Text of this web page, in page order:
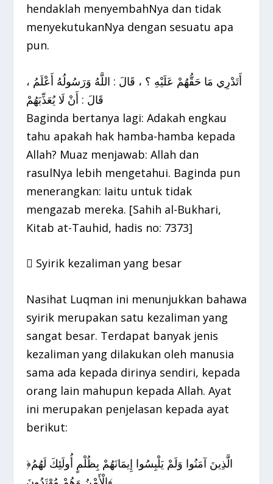
hendaklah menyembahNya dan tidak
menyekutukanNya dengan sesuatu apa
pun.
أَتَدْرِي مَا حَقُّهُمْ عَلَيْهِ ؟ ، قَالَ : اللَّهُ وَرَسُولُهُ أَعْلَمُ ،
قَالَ : أَنْ لَا يُعَذِّبَهُمْ
Baginda bertanya lagi: Adakah engkau
tahu apakah hak hamba-hamba kepada
Allah? Muaz menjawab: Allah dan
rasulNya lebih mengetahui. Baginda pun
menerangkan: Iaitu untuk tidak
mengazab mereka. [Sahih al-Bukhari,
Kitab at-Tauhid, hadis no: 7373]
 Syirik kezaliman yang besar
Nasihat Luqman ini menunjukkan bahawa
syirik merupakan satu kezaliman yang
sangat besar. Terdapat banyak jenis
kezaliman yang dilakukan oleh manusia
sama ada kepada dirinya sendiri, kepada
orang lain mahupun kepada Allah. Ayat
ini merupakan penjelasan kepada ayat
berikut:
﴿الَّذِينَ آمَنُوا وَلَمْ يَلْبِسُوا إِيمَانَهُمْ بِظُلْمٍ أُولَئِكَ لَهُمُ